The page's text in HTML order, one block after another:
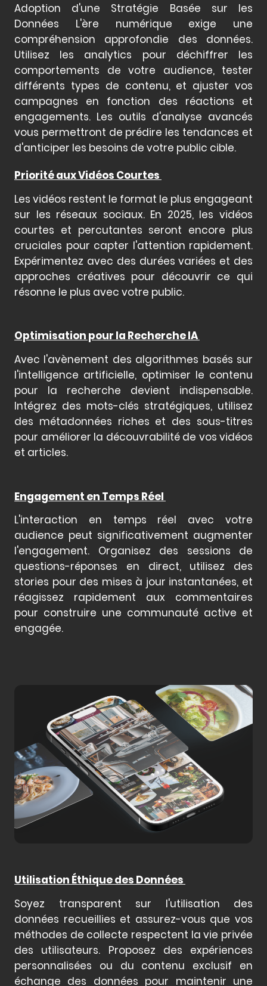
Adoption d'une Stratégie Basée sur les
Données L'ère numérique exige une
compréhension approfondie des données.
Utilisez les analytics pour déchiffrer les
comportements de votre audience, tester
différents types de contenu, et ajuster vos
campagnes en fonction des réactions et
engagements. Les outils d'analyse avancés
vous permettront de prédire les tendances et
d'anticiper les besoins de votre public cible.
Priorité aux Vidéos Courtes
Les vidéos restent le format le plus engageant
sur les réseaux sociaux. En 2025, les vidéos
courtes et percutantes seront encore plus
cruciales pour capter l'attention rapidement.
Expérimentez avec des durées variées et des
approches créatives pour découvrir ce qui
résonne le plus avec votre public.
Optimisation pour la Recherche IA
Avec l'avènement des algorithmes basés sur
l'intelligence artificielle, optimiser le contenu
pour la recherche devient indispensable.
Intégrez des mots-clés stratégiques, utilisez
des métadonnées riches et des sous-titres
pour améliorer la découvrabilité de vos vidéos
et articles.
Engagement en Temps Réel
L'interaction en temps réel avec votre
audience peut significativement augmenter
l'engagement. Organisez des sessions de
questions-réponses en direct, utilisez des
stories pour des mises à jour instantanées, et
réagissez rapidement aux commentaires
pour construire une communauté active et
engagée.
Utilisation Éthique des Données
Soyez transparent sur l'utilisation des
données recueillies et assurez-vous que vos
méthodes de collecte respectent la vie privée
des utilisateurs. Proposez des expériences
personnalisées ou du contenu exclusif en
échange des données pour maintenir une